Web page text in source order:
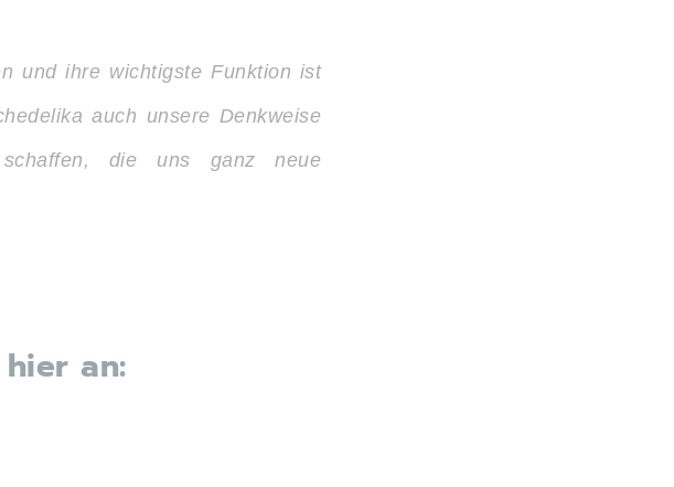
und ihre wichtigste Funktion ist
auch unsere Denkweise
die uns ganz neue
an: